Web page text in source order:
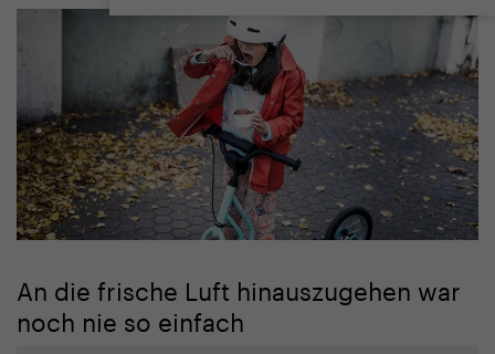
An die frische Luft hinauszugehen war
noch nie so einfach